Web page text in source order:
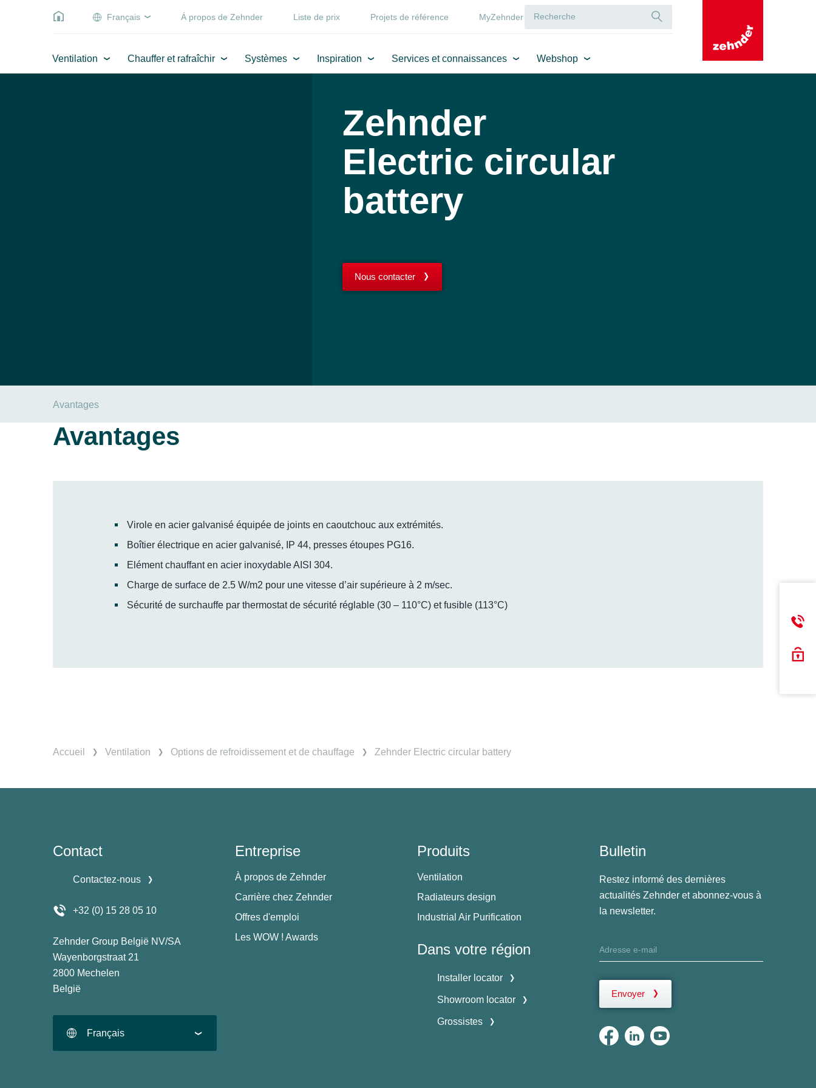
Français Á propos de Zehnder Liste de prix Projets de référence MyZehnder
Ventilation Chauffer et rafraîchir Systèmes Inspiration Services et connaissances Webshop
Zehnder
Electric circular
battery
Nous contacter
Avantages
Avantages
Virole en acier galvanisé équipée de joints en caoutchouc aux extrémités.
Boîtier électrique en acier galvanisé, IP 44, presses étoupes PG16.
Elément chauffant en acier inoxydable AISI 304.
Charge de surface de 2.5 W/m2 pour une vitesse d’air supérieure à 2 m/sec.
Sécurité de surchauffe par thermostat de sécurité réglable (30 – 110°C) et fusible (113°C)
Accueil Ventilation Options de refroidissement et de chauffage Zehnder Electric circular battery
Contact
Contactez-nous
+32 (0) 15 28 05 10
Zehnder Group België NV/SA
Wayenborgstraat 21
2800 Mechelen
België
Français
Entreprise
À propos de Zehnder
Carrière chez Zehnder
Offres d'emploi
Les WOW ! Awards
Produits
Ventilation
Radiateurs design
Industrial Air Purification
Dans votre région
Installer locator
Showroom locator
Grossistes
Bulletin
Restez informé des dernières
actualités Zehnder et abonnez-vous à
la newsletter.
Envoyer